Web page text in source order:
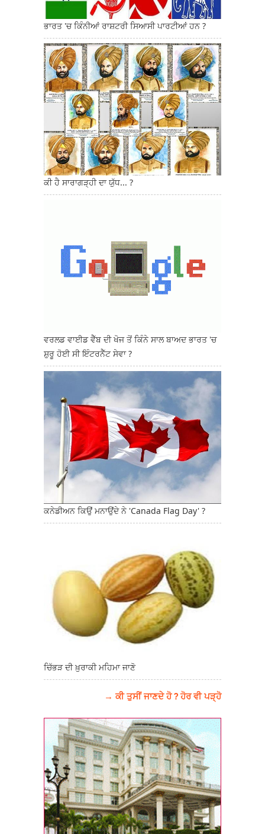
ਭਾਰਤ 'ਚ ਕਿੰਨੀਆਂ ਰਾਸ਼ਟਰੀ ਸਿਆਸੀ ਪਾਰਟੀਆਂ ਹਨ ?
ਕੀ ਹੈ ਸਾਰਾਗੜ੍ਹੀ ਦਾ ਯੁੱਧ... ?
ਵਰਲਡ ਵਾਈਡ ਵੈੱਬ ਦੀ ਖੋਜ ਤੋਂ ਕਿੰਨੇ ਸਾਲ ਬਾਅਦ ਭਾਰਤ 'ਚ
ਸ਼ੁਰੂ ਹੋਈ ਸੀ ਇੰਟਰਨੈੱਟ ਸੇਵਾ ?
ਕਨੇਡੀਅਨ ਕਿਉਂ ਮਨਾਉਂਦੇ ਨੇ 'Canada Flag Day' ?
ਚਿੱਭੜ ਦੀ ਖ਼ੁਰਾਕੀ ਮਹਿਮਾ ਜਾਣੋ
→ ਕੀ ਤੁਸੀਂ ਜਾਣਦੇ ਹੋ ? ਹੋਰ ਵੀ ਪੜ੍ਹੋ